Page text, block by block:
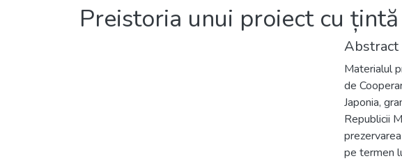
Preistoria unui proiect cu
Abstract
Materialul
de
Japonia,
Republicii
pe termen